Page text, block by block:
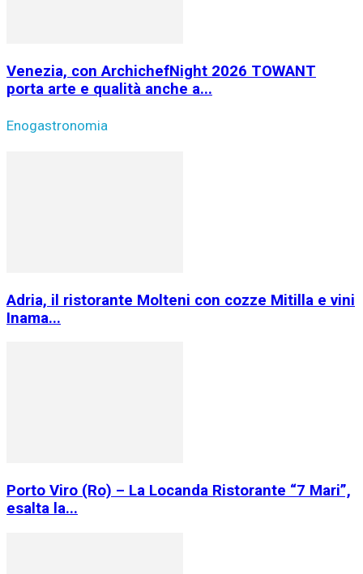
Venezia, con ArchichefNight 2026 TOWANT
porta arte e qualità anche a...
Enogastronomia
Adria, il ristorante Molteni con cozze Mitilla e vini
Inama...
Porto Viro (Ro) – La Locanda Ristorante “7 Mari”,
esalta la...